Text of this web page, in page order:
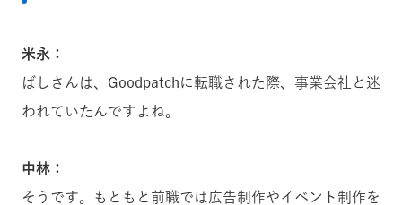
米永：
ばしさんは、Goodpatchに転職された際、事業会社と迷
われていたんですよね。
中林：
そうです。もともと前職では広告制作やイベント制作を